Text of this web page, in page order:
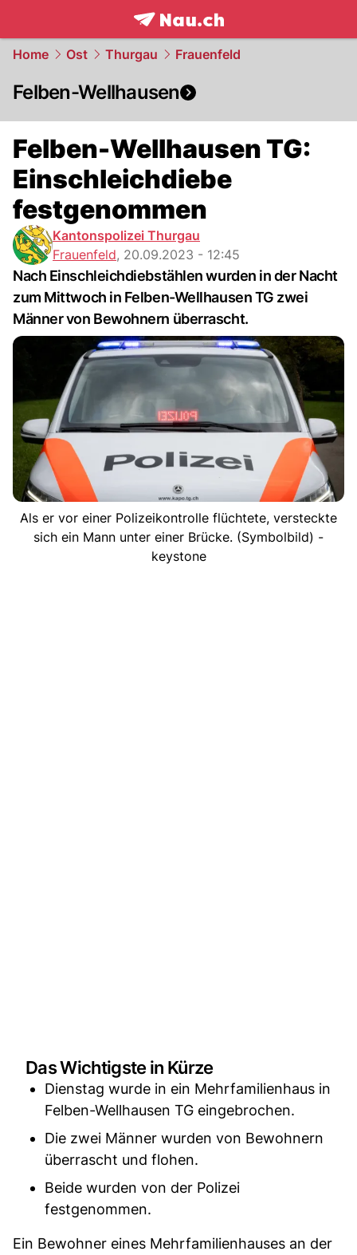
frontpage.NAU.ch
Home Ost Thurgau Frauenfeld
Felben-Wellhausen
Felben-Wellhausen TG:
Einschleichdiebe
festgenommen
Kantonspolizei Thurgau
Frauenfeld, 20.09.2023 - 12:45
Nach Einschleichdiebstählen wurden in der Nacht
zum Mittwoch in Felben-Wellhausen TG zwei
Männer von Bewohnern überrascht.
Als er vor einer Polizeikontrolle flüchtete, versteckte
sich ein Mann unter einer Brücke. (Symbolbild) -
keystone
Das Wichtigste in Kürze
Dienstag wurde in ein Mehrfamilienhaus in
Felben-Wellhausen TG eingebrochen.
Die zwei Männer wurden von Bewohnern
überrascht und flohen.
Beide wurden von der Polizei
festgenommen.
Ein Bewohner eines Mehrfamilienhauses an der